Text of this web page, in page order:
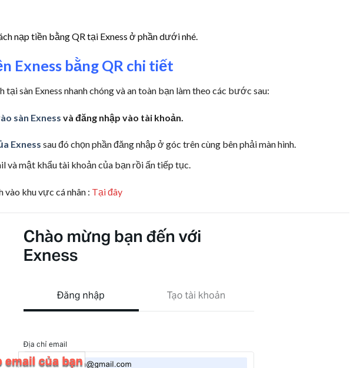
nạp tiền bằng QR tại Exness ở phần dưới nhé.
Exness bằng QR chi tiết
sàn Exness nhanh chóng và an toàn bạn làm theo các bước sau:
sàn Exness và đăng nhập vào tài khoản.
Exness sau đó chọn phần đăng nhập ở góc trên cùng bên phải màn hình.
và mật khẩu tài khoản của bạn rồi ấn tiếp tục.
vào khu vực cá nhân : Tại đây